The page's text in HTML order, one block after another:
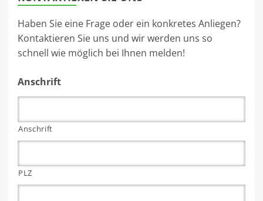
Haben Sie eine Frage oder ein konkretes Anliegen?
Kontaktieren Sie uns und wir werden uns so
schnell wie möglich bei Ihnen melden!
Anschrift
Anschrift
PLZ